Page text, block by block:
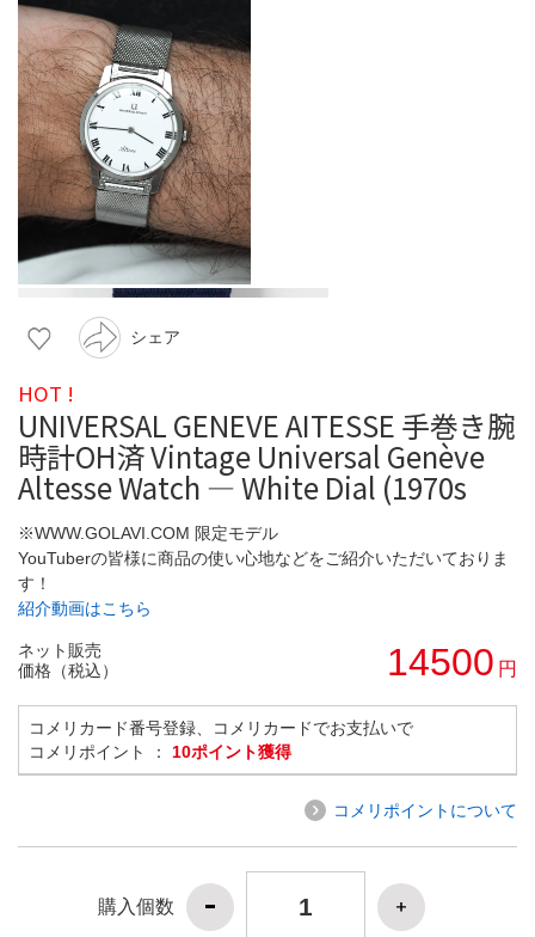
シェア
HOT !
UNIVERSAL GENEVE AITESSE 手巻き腕
時計OH済 Vintage Universal Genève
Altesse Watch — White Dial (1970s
※WWW.GOLAVI.COM 限定モデル
YouTuberの皆様に商品の使い心地などをご紹介いただいておりま
す！
紹介動画はこちら
ネット販売
価格（税込）
14500 円
コメリカード番号登録、コメリカードでお支払いで
コメリポイント ： 10ポイント獲得
コメリポイントについて
購入個数